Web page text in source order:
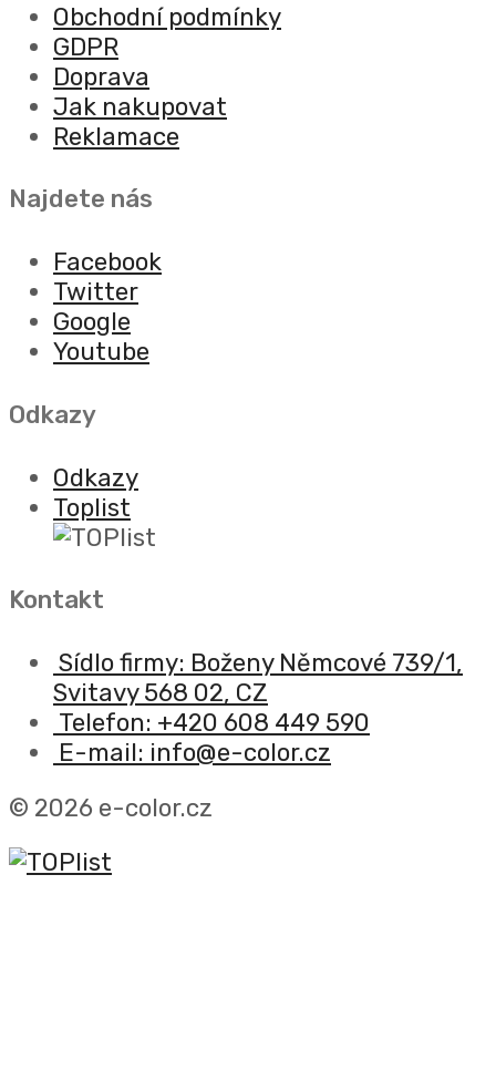
Obchodní podmínky
GDPR
Doprava
Jak nakupovat
Reklamace
Najdete nás
Facebook
Twitter
Google
Youtube
Odkazy
Odkazy
Toplist
Kontakt
Sídlo firmy: Boženy Němcové 739/1,
Svitavy 568 02, CZ
Telefon: +420 608 449 590
E-mail: info@e-color.cz
© 2026 e-color.cz